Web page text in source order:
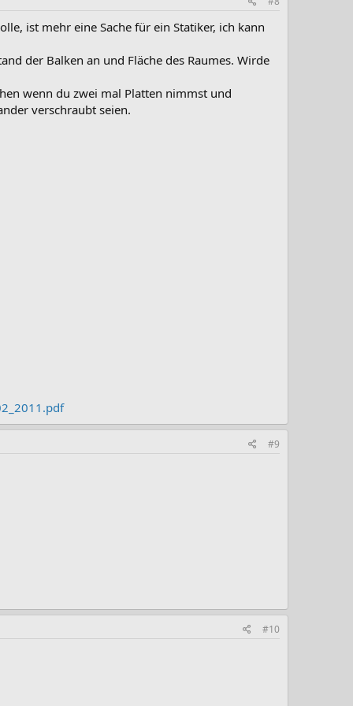
ist mehr eine Sache für ein Statiker, ich kann
der Balken an und Fläche des Raumes. Wirde
wenn du zwei mal Platten nimmst und
verschraubt seien.
#9
#10